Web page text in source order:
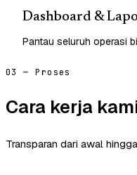
Dashboard &
Pantau seluruh operasi
03 — Proses
Cara kerja
Transparan dari awal